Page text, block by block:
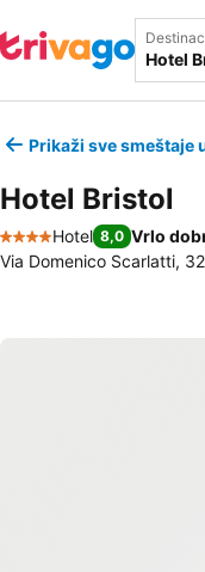
Prikaži sve smeštaje
Hotel Bristol
4 Zvezdice
Hotel 8,0 Vrlo
Via Domenico Scarlatti,